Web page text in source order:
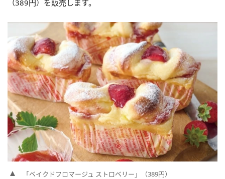
（389円）を販売します。
「ベイクドフロマージュ ストロベリー」（389円）